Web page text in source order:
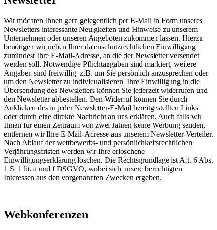
Wir möchten Ihnen gern gelegentlich per E-Mail in Form unseres
Newsletters interessante Neuigkeiten und Hinweise zu unserem
Unternehmen oder unseren Angeboten zukommen lassen. Hierzu
benötigen wir neben Ihrer datenschutzrechtlichen Einwilligung
zumindest Ihre E-Mail-Adresse, an die der Newsletter versendet
werden soll. Notwendige Pflichtangaben sind markiert, weitere
Angaben sind freiwillig, z.B. um Sie persönlich anzusprechen oder
um den Newsletter zu individualisieren. Ihre Einwilligung in die
Übersendung des Newsletters können Sie jederzeit widerrufen und
den Newsletter abbestellen. Den Widerruf können Sie durch
Anklicken des in jeder Newsletter-E-Mail bereitgestellten Links
oder durch eine direkte Nachricht an uns erklären. Auch falls wir
Ihnen für einen Zeitraum von zwei Jahren keine Werbung senden,
entfernen wir Ihre E-Mail-Adresse aus unserem Newsletter-Verteiler.
Nach Ablauf der wettbewerbs- und persönlichkeitsrechtlichen
Verjährungsfristen werden wir Ihre erloschene
Einwilligungserklärung löschen. Die Rechtsgrundlage ist Art. 6 Abs.
1 S. 1 lit. a und f DSGVO, wobei sich unsere berechtigten
Interessen aus den vorgenannten Zwecken ergeben.
Webkonferenzen